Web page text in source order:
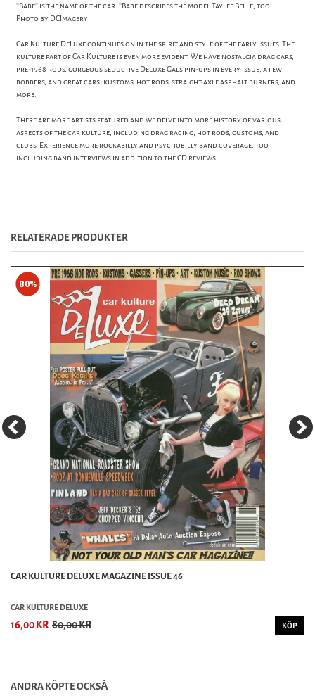
''Babe'' is the name of the car. ''Babe describes the model Taylee Belle, too.
Photo by DCImagery
Car Kulture DeLuxe continues on in the spirit and style of the early issues. The
kulture part of Car Kulture is even more evident. We have nostalgia drag cars,
pre-1968 rods, gorgeous seductive DeLuxe Gals pin-ups in every issue, a few
bobbers, and great cars: kustoms, hot rods, straight-axle asphalt burners, and
more.
There are more artists featured and we delve into more history of various
aspects of the car kulture, including drag racing, hot rods, customs, and
clubs. Experience more rockabilly and psychobilly band coverage, too,
including band interviews in addition to the CD reviews.
RELATERADE PRODUKTER
80%
CAR KULTURE DELUXE MAGAZINE ISSUE 46
CAR KULTURE DELUXE
16,00 KR 80,00 KR KÖP
ANDRA KÖPTE OCKSȦ